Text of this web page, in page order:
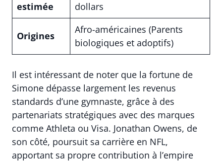
estimée
dollars
Origines
Afro-américaines (Parents
biologiques et adoptifs)
Il est intéressant de noter que la fortune de
Simone dépasse largement les revenus
standards d’une gymnaste, grâce à des
partenariats stratégiques avec des marques
comme Athleta ou Visa. Jonathan Owens, de
son côté, poursuit sa carrière en NFL,
apportant sa propre contribution à l’empire